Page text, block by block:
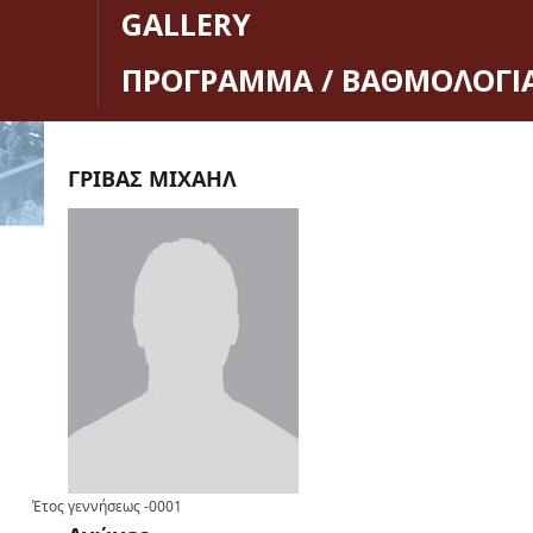
GALLERY
ΠΡΟΓΡΑΜΜΑ /
ΓΡΙΒΑΣ ΜΙΧΑΗΛ
Έτος γεννήσεως-0001